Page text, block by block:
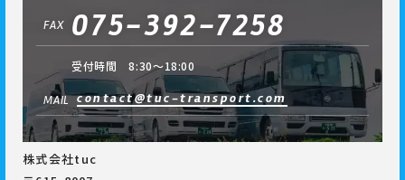
FAX 075-392-7258
受付時間 8:30～18:00
MAIL contact@tuc-transport.com
株式会社tuc